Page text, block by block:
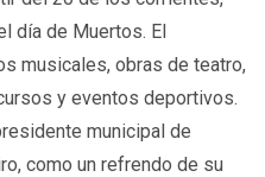
día de Muertos. El
musicales, obras de teatro,
y eventos deportivos.
municipal de
como un refrendo de su